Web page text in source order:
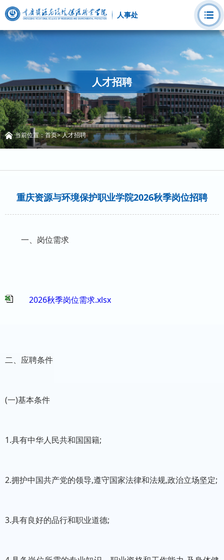
人事处
人才招聘
当前位置：首页>人才招聘
重庆资源与环境保护职业学院2026秋季岗位招聘
一、岗位需求
2026秋季岗位需求.xlsx
二、应聘条件
(一)基本条件
1.具有中华人民共和国国籍;
2.拥护中国共产党的领导,遵守国家法律和法规,政治立场坚定;
3.具有良好的品行和职业道德;